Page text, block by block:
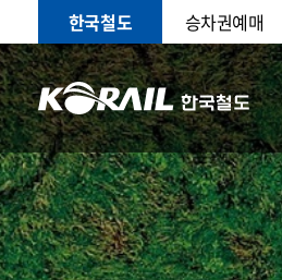
한국철도 승차권예매
홍보